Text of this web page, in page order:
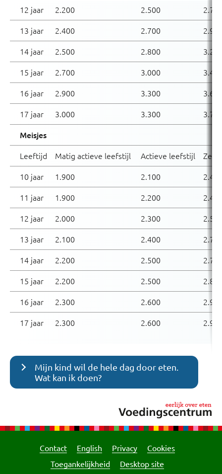
12 jaar
2.200 2.500
13 jaar
2.400 2.700
14 jaar
2.500 2.800
15 jaar
2.700 3.000
16 jaar
2.900 3.300
17 jaar
3.000 3.300
Meisjes
Leeftijd
Matig actieve leefstijl Actieve leefstijl
10 jaar
1.900 2.100
11 jaar
1.900 2.200
12 jaar
2.000 2.300
13 jaar
2.100 2.400
14 jaar
2.200 2.500
15 jaar
2.200 2.500
16 jaar
2.300 2.600
17 jaar
2.300 2.600
Mijn kind wil de hele dag door eten.
Wat kan ik doen?
Contact English Privacy
Cookies
Toegankelijkheid
Desktop site